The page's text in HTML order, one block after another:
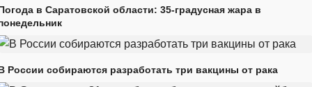
в Саратовской области: 35-градусная жара в
России собираются разработать три вакцины от рака